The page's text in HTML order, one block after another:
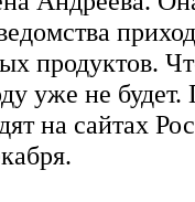
продуктов.
уже не
на сайтах